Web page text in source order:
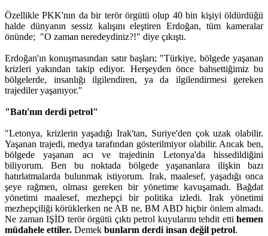
Özellikle PKK'nın da bir terör örgütü olup 40 bin kişiyi öldürdüğü
halde dünyanın sessiz kalışını eleştiren Erdoğan, tüm kameralar
önünde; "O zaman neredeydiniz?!" diye çıkıştı.
Erdoğan'ın konuşmasından satır başları; "Türkiye, bölgede yaşanan
krizleri yakından takip ediyor. Herşeyden önce bahsettiğimiz bu
bölgelerde, insanlığı ilgilendiren, ya da ilgilendirmesi gereken
trajediler yaşanıyor."
"Batı'nın derdi petrol"
"Letonya, krizlerin yaşadığı Irak'tan, Suriye'den çok uzak olabilir.
Yaşanan trajedi, medya tarafından gösterilmiyor olabilir. Ancak ben,
bölgede yaşanan acı ve trajedinin Letonya'da hissedildiğini
biliyorum. Ben bu noktada bölgede yaşananlara ilişkin bazı
hatırlatmalarda bulunmak istiyorum. Irak, maalesef, yaşadığı onca
şeye rağmen, olması gereken bir yönetime kavuşamadı. Bağdat
yönetimi maalesef, mezhepçi bir politika izledi. Irak yönetimi
mezhepçiliği körüklerken ne AB ne, BM ABD hiçbir önlem almadı.
Ne zaman IŞİD terör örgütü çıktı petrol kuyularını tehdit ettihemen
müdahele ettiler. Demek bunların derdi insan değil petrol.